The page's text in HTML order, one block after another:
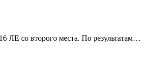
ЛЕ со второго места. По результатам…